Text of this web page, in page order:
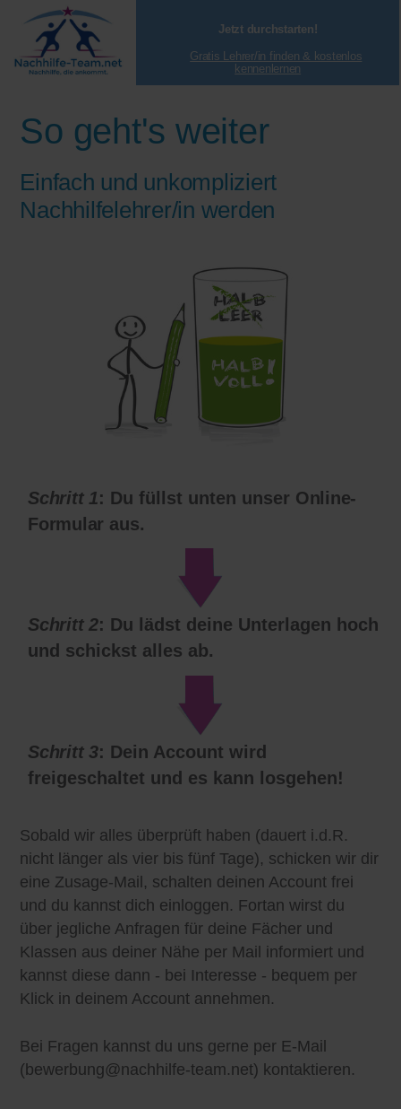
Jetzt durchstarten!
Gratis Lehrer/in finden & kostenlos
kennenlernen
So geht's weiter
Einfach und unkompliziert
Nachhilfelehrer/in werden
Schritt 1: Du füllst unten unser Online-
Formular aus.
Schritt 2: Du lädst deine Unterlagen hoch
und schickst alles ab.
Schritt 3: Dein Account wird
freigeschaltet und es kann losgehen!
Sobald wir alles überprüft haben (dauert i.d.R.
nicht länger als vier bis fünf Tage), schicken wir dir
eine Zusage-Mail, schalten deinen Account frei
und du kannst dich einloggen. Fortan wirst du
über jegliche Anfragen für deine Fächer und
Klassen aus deiner Nähe per Mail informiert und
kannst diese dann - bei Interesse - bequem per
Klick in deinem Account annehmen.
Bei Fragen kannst du uns gerne per E-Mail
(bewerbung@nachhilfe-team.net) kontaktieren.